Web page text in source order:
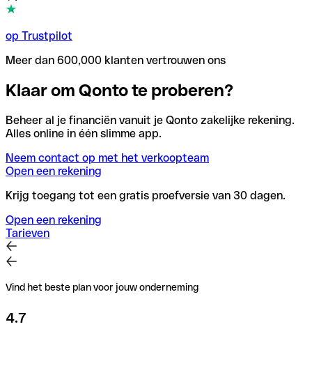
op Trustpilot
Meer dan 600,000 klanten vertrouwen ons
Klaar om Qonto te proberen?
Beheer al je financiën vanuit je Qonto zakelijke rekening.
Alles online in één slimme app.
Neem contact op met het verkoopteam
Open een rekening
Krijg toegang tot een gratis proefversie van 30 dagen.
Open een rekening
Tarieven
Vind het beste plan voor jouw onderneming
4.7